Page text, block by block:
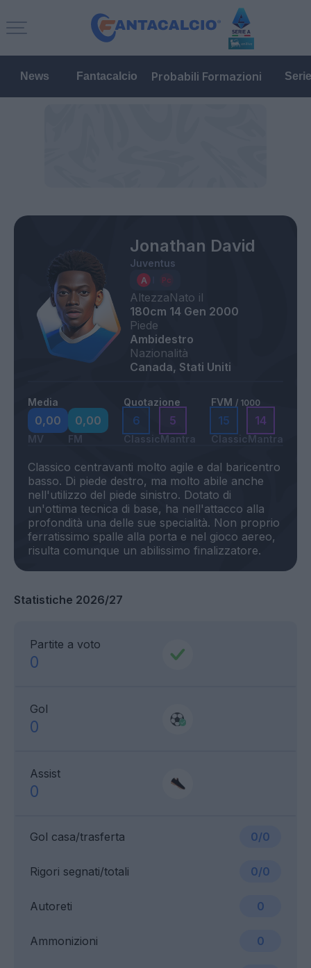
News Fantacalcio Probabili Formazioni
Jonathan David
Juventus
Altezza
180cm
Nato il
14 Gen 2000
Piede
Ambidestro
Nazionalità
Canada, Stati Uniti
Media
0,00
MV
0,00
FM
Quotazione
6
Classic
5
Mantra
FVM / 1000
15
Classic
14
Mantra
Classico centravanti molto agile e dal baricentro
basso. Di piede destro, ma molto abile anche
nell'utilizzo del piede sinistro. Dotato di
un'ottima tecnica di base, ha nell'attacco alla
profondità una delle sue specialità. Non proprio
ferratissimo spalle alla porta e nel gioco aereo,
Statistiche 2026/27
Partite a voto
0
Gol
0
Assist
0
Gol casa/trasferta 0/0
Ammonizioni 0
Rigori segnati/totali 0/0
Autoreti 0